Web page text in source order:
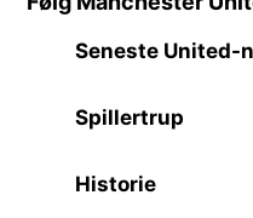
Seneste United-
Spillertrup
Historie